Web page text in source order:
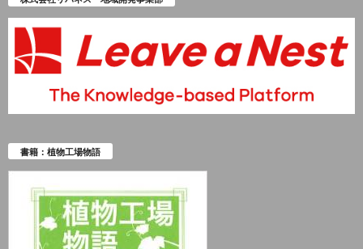
書籍：植物工場物語